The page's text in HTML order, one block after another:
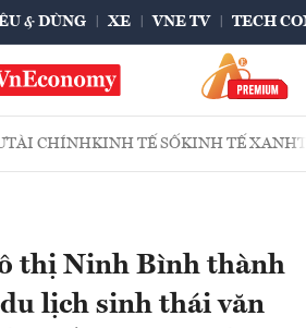
& DÙNG XE VNE TV TECH
TÀI CHÍNHKINH TẾ SỐKINH TẾ XANH
thị Ninh Bình thành
lịch sinh thái văn